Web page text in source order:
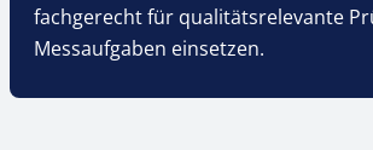
fachgerecht für qualitätsrelevante
Messaufgaben einsetzen.